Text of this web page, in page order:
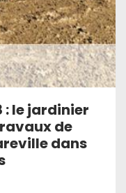
: le jardinier
de
dans